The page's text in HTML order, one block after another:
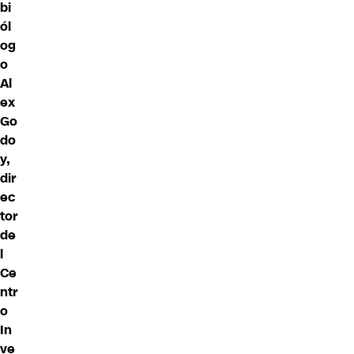
bi
ól
og
o
Al
ex
Go
do
y,
dir
ec
tor
de
l
Ce
ntr
o
In
ve